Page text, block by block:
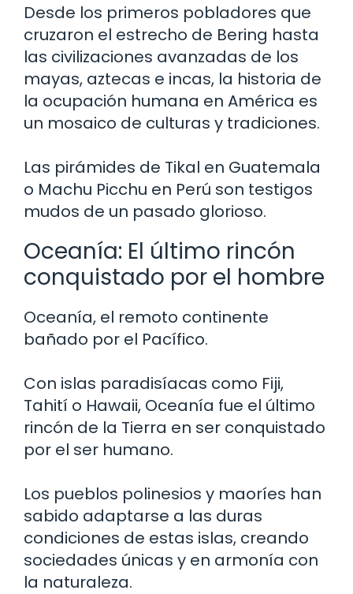
Desde los primeros pobladores que
cruzaron el estrecho de Bering hasta
las civilizaciones avanzadas de los
mayas, aztecas e incas, la historia de
la ocupación humana en América es
un mosaico de culturas y tradiciones.
Las pirámides de Tikal en Guatemala
o Machu Picchu en Perú son testigos
mudos de un pasado glorioso.
Oceanía: El último rincón
conquistado por el hombre
Oceanía, el remoto continente
bañado por el Pacífico.
Con islas paradisíacas como Fiji,
Tahití o Hawaii, Oceanía fue el último
rincón de la Tierra en ser conquistado
por el ser humano.
Los pueblos polinesios y maoríes han
sabido adaptarse a las duras
condiciones de estas islas, creando
sociedades únicas y en armonía con
la naturaleza.